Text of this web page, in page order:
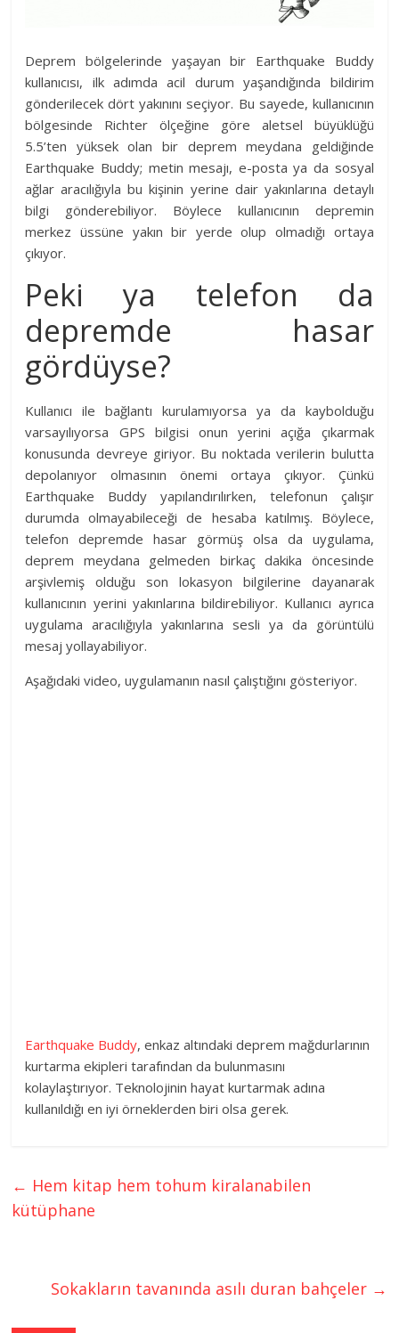
Deprem bölgelerinde yaşayan bir Earthquake Buddy
kullanıcısı, ilk adımda acil durum yaşandığında bildirim
gönderilecek dört yakınını seçiyor. Bu sayede, kullanıcının
bölgesinde Richter ölçeğine göre aletsel büyüklüğü
5.5’ten yüksek olan bir deprem meydana geldiğinde
Earthquake Buddy; metin mesajı, e-posta ya da sosyal
ağlar aracılığıyla bu kişinin yerine dair yakınlarına detaylı
bilgi gönderebiliyor. Böylece kullanıcının depremin
merkez üssüne yakın bir yerde olup olmadığı ortaya
çıkıyor.
Peki ya telefon da
depremde hasar
gördüyse?
Kullanıcı ile bağlantı kurulamıyorsa ya da kaybolduğu
varsayılıyorsa GPS bilgisi onun yerini açığa çıkarmak
konusunda devreye giriyor. Bu noktada verilerin bulutta
depolanıyor olmasının önemi ortaya çıkıyor. Çünkü
Earthquake Buddy yapılandırılırken, telefonun çalışır
durumda olmayabileceği de hesaba katılmış. Böylece,
telefon depremde hasar görmüş olsa da uygulama,
deprem meydana gelmeden birkaç dakika öncesinde
arşivlemiş olduğu son lokasyon bilgilerine dayanarak
kullanıcının yerini yakınlarına bildirebiliyor. Kullanıcı ayrıca
uygulama aracılığıyla yakınlarına sesli ya da görüntülü
mesaj yollayabiliyor.
Aşağıdaki video, uygulamanın nasıl çalıştığını gösteriyor.
Earthquake Buddy, enkaz altındaki deprem mağdurlarının
kurtarma ekipleri tarafından da bulunmasını
kolaylaştırıyor. Teknolojinin hayat kurtarmak adına
kullanıldığı en iyi örneklerden biri olsa gerek.
← Hem kitap hem tohum kiralanabilen
kütüphane
Sokakların tavanında asılı duran bahçeler →